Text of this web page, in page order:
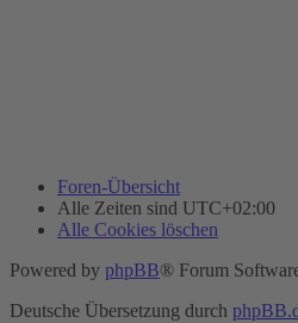
Foren-Übersicht
Alle Zeiten sind UTC+02:00
Alle Cookies löschen
Powered by phpBB® Forum
Deutsche Übersetzung durch